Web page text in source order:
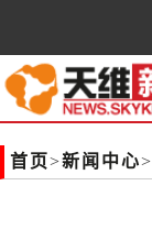
首页>新闻中心>